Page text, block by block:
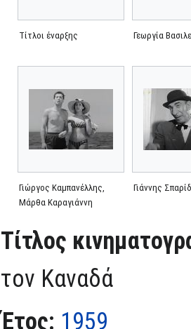
Τίτλοι έναρξης Γεωργία
Γιώργος Καμπανέλλης,
Μάρθα Καραγιάννη
Γιάννης
Τίτλος
τον Καναδά
Έτος: 1959